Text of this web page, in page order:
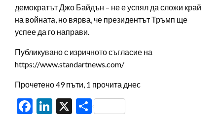
демократът Джо Байдън – не е успял да сложи край
на войната, но вярва, че президентът Тръмп ще
успее да го направи.
Публикувано с изричното съгласие на
https://www.standartnews.com/
Прочетено 49 пъти, 1 прочита днес
Facebook
LinkedIn
X Share